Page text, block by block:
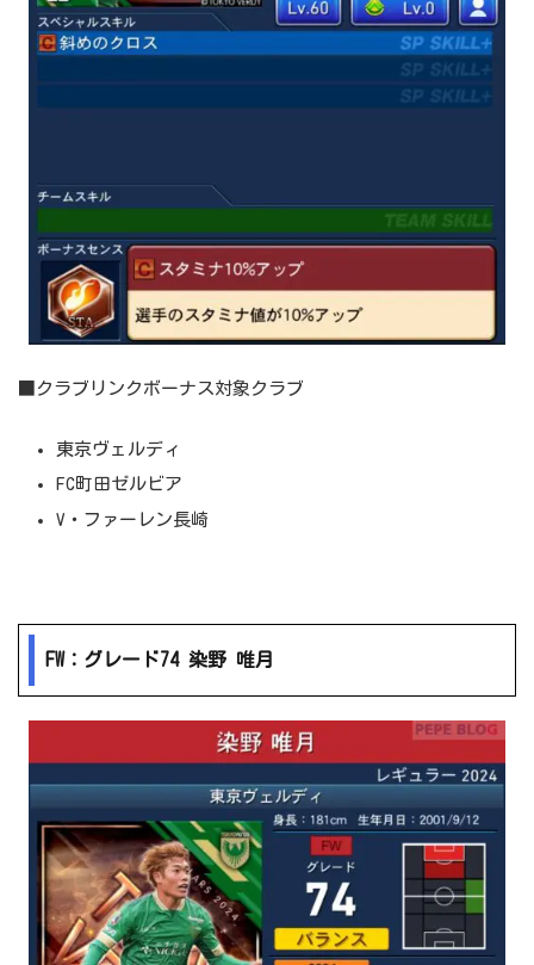
■クラブリンクボーナス対象クラブ
東京ヴェルディ
FC町田ゼルビア
V・ファーレン長崎
FW：グレード74 染野 唯月